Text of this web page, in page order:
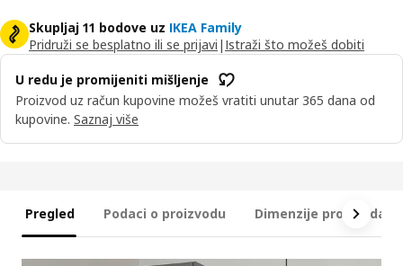
Skupljaj 11 bodove uz IKEA Family
Pridruži se besplatno ili se prijavi | Istraži što možeš dobiti
U redu je promijeniti mišljenje
Proizvod uz račun kupovine možeš vratiti unutar 365 dana od
kupovine. Saznaj više
Pregled Podaci o proizvodu Dimenzije proizvoda